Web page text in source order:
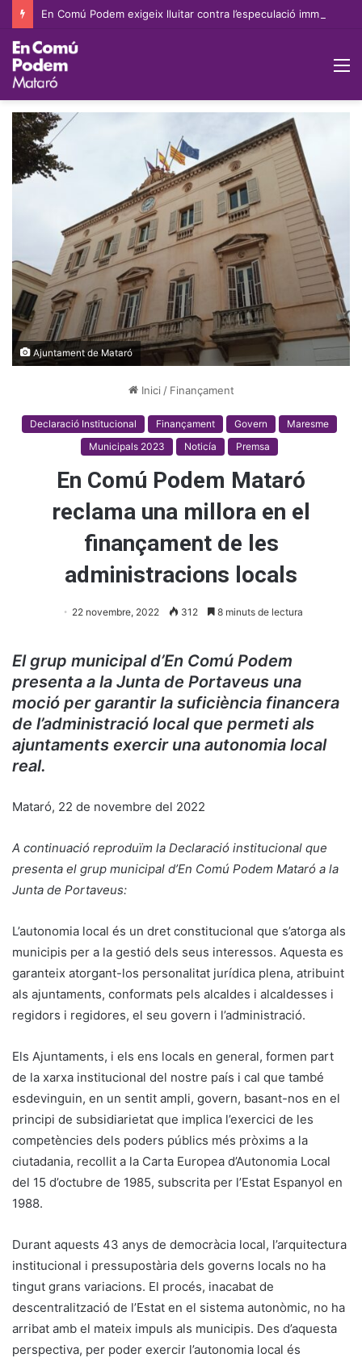
Ajuntament de Mataró
Inici / Finançament
Declaració Institucional Finançament Govern
Maresme
Municipals 2023
Noticía Premsa
En Comú Podem Mataró
reclama una millora en el
finançament de les
administracions locals
22 novembre, 2022 312 8 minuts de lectura
El grup municipal d’En Comú Podem
presenta a la Junta de Portaveus una
moció per garantir la suficiència financera
de l’administració local que permeti als
ajuntaments exercir una autonomia local
real.
Mataró, 22 de novembre del 2022
A continuació reproduïm la Declaració institucional que
presenta el grup municipal d’En Comú Podem Mataró a la
Junta de Portaveus:
L’autonomia local és un dret constitucional que s’atorga als
municipis per a la gestió dels seus interessos. Aquesta es
garanteix atorgant-los personalitat jurídica plena, atribuint
als ajuntaments, conformats pels alcaldes i alcaldesses i
regidors i regidores, el seu govern i l’administració.
Els Ajuntaments, i els ens locals en general, formen part
de la xarxa institucional del nostre país i cal que també
esdevinguin, en un sentit ampli, govern, basant-nos en el
principi de subsidiarietat que implica l’exercici de les
competències dels poders públics més pròxims a la
ciutadania, recollit a la Carta Europea d’Autonomia Local
del 15 d’octubre de 1985, subscrita per l’Estat Espanyol en
1988.
Durant aquests 43 anys de democràcia local, l’arquitectura
institucional i pressupostària dels governs locals no ha
tingut grans variacions. El procés, inacabat de
descentralització de l’Estat en el sistema autonòmic, no ha
arribat amb el mateix impuls als municipis. Des d’aquesta
perspectiva, per poder exercir l’autonomia local és